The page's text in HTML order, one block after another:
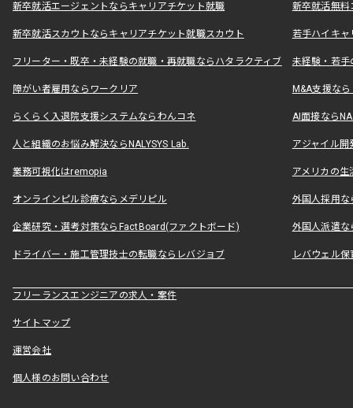
新卒就活エージェントならキャリアチケット就職 新卒就活無料
新卒就活スカウトならキャリアチケット就職スカウト 若手ハイキ
フリーター・既卒・未経験の就職・再就職ならハタラクティブ 未経験・若手
障がい者雇用ならワークリア M&A支援な
らくらく入退院支援システムならわんコネ AI面接なら
人と組織のお悩み解決ならNALYSYS Lab. アジャイル
業務可視化はremopia アメリカの
オンラインピル診療ならメデリピル 外国人採用
企業研究・選考対策ならFactBoard(ファクトボード) 外国人派遣な
ドライバー・施工管理技士の転職ならレバジョブ レバウェル
フリーランスエンジニアの求人・案件
サイトマップ
運営会社
個人様のお問い合わせ